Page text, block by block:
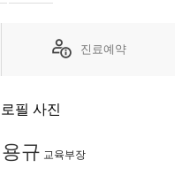
진료예약
규 교육부장